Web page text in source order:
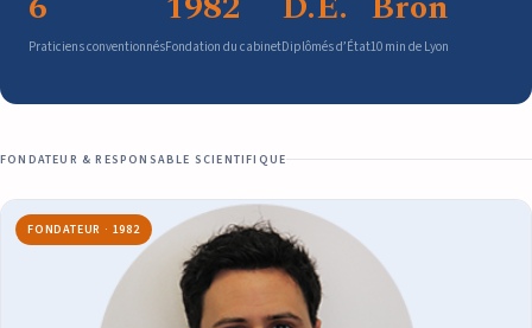
Praticiens conventionnésFondation du cabinetDiplômés d’État10 min de Lyon
FONDATEUR & RESPONSABLE SCIENTIFIQUE
FONDATEUR · 1982